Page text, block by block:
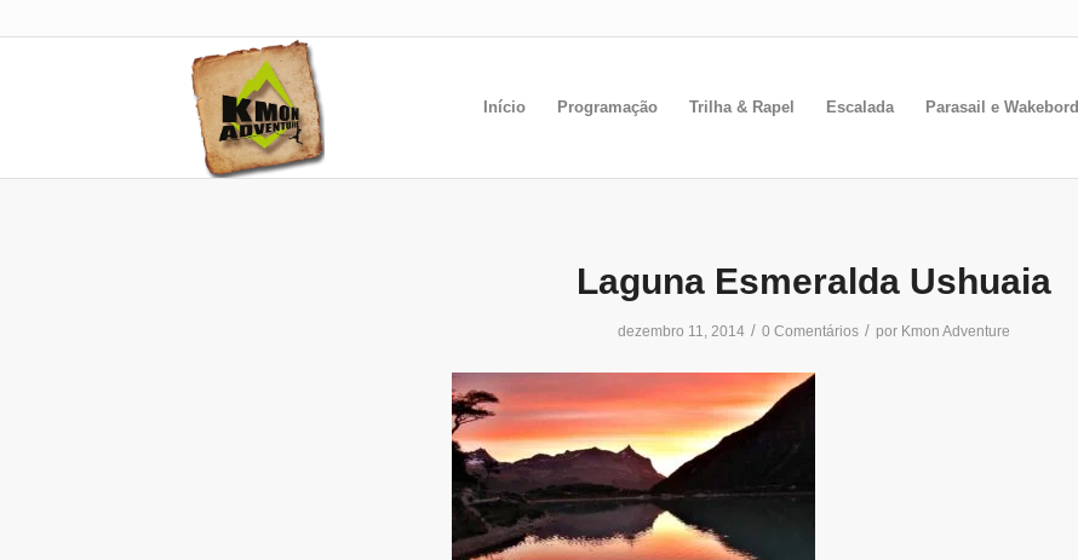
Início Programação Trilha & Rapel Escalada Parasail e Wakebord
Laguna Esmeralda Ushuaia
dezembro 11, 2014 / 0 Comentários / por Kmon Adventure